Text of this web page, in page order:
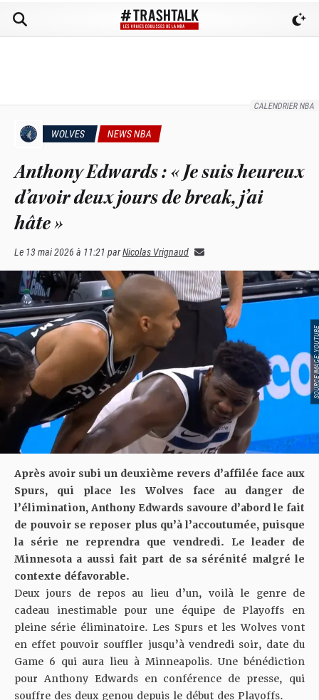
CALENDRIER NBA
WOLVES NEWS NBA
Anthony Edwards : « Je suis heureux
d’avoir deux jours de break, j’ai
hâte »
Le 13 mai 2026 à 11:21 parNicolas Vrignaud
SOURCE
Après avoir subi un deuxième revers d’affilée face aux
Spurs, qui place les Wolves face au danger de
l’élimination, Anthony Edwards savoure d’abord le fait
de pouvoir se reposer plus qu’à l’accoutumée, puisque
la série ne reprendra que vendredi. Le leader de
Minnesota a aussi fait part de sa sérénité malgré le
contexte défavorable.
Deux jours de repos au lieu d’un, voilà le genre de
cadeau inestimable pour une équipe de Playoffs en
pleine série éliminatoire. Les Spurs et les Wolves vont
en effet pouvoir souffler jusqu’à vendredi soir, date du
Game 6 qui aura lieu à Minneapolis. Une bénédiction
pour Anthony Edwards en conférence de presse, qui
souffre des deux genou depuis le début des Playoffs.